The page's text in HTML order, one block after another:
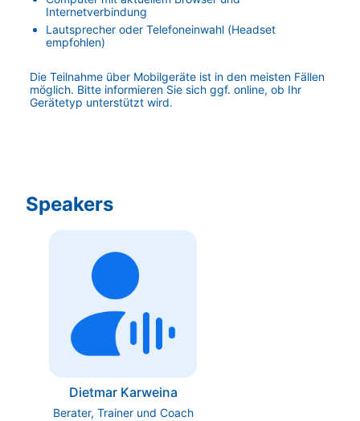
Internetverbindung
Lautsprecher oder Telefoneinwahl (Headset
empfohlen)
Die Teilnahme über Mobilgeräte ist in den meisten Fällen
möglich. Bitte informieren Sie sich ggf. online, ob Ihr
Gerätetyp unterstützt wird.
Speakers
Dietmar Karweina
Berater, Trainer und Coach